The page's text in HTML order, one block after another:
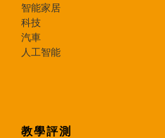
智能家居
科技
汽車
人工智能
教學評測